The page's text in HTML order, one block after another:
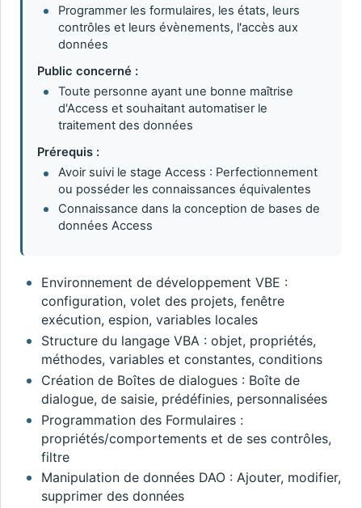
Programmer les formulaires, les états, leurs
contrôles et leurs évènements, l'accès aux
données
Public concerné :
Toute personne ayant une bonne maîtrise
d'Access et souhaitant automatiser le
traitement des données
Prérequis :
Avoir suivi le stage Access : Perfectionnement
ou posséder les connaissances équivalentes
Connaissance dans la conception de bases de
données Access
Environnement de développement VBE :
configuration, volet des projets, fenêtre
exécution, espion, variables locales
Structure du langage VBA : objet, propriétés,
méthodes, variables et constantes, conditions
Création de Boîtes de dialogues : Boîte de
dialogue, de saisie, prédéfinies, personnalisées
Programmation des Formulaires :
propriétés/comportements et de ses contrôles,
filtre
Manipulation de données DAO : Ajouter, modifier,
supprimer des données